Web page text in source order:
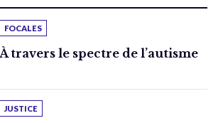
FOCALES
À travers le spectre de l’autisme
JUSTICE